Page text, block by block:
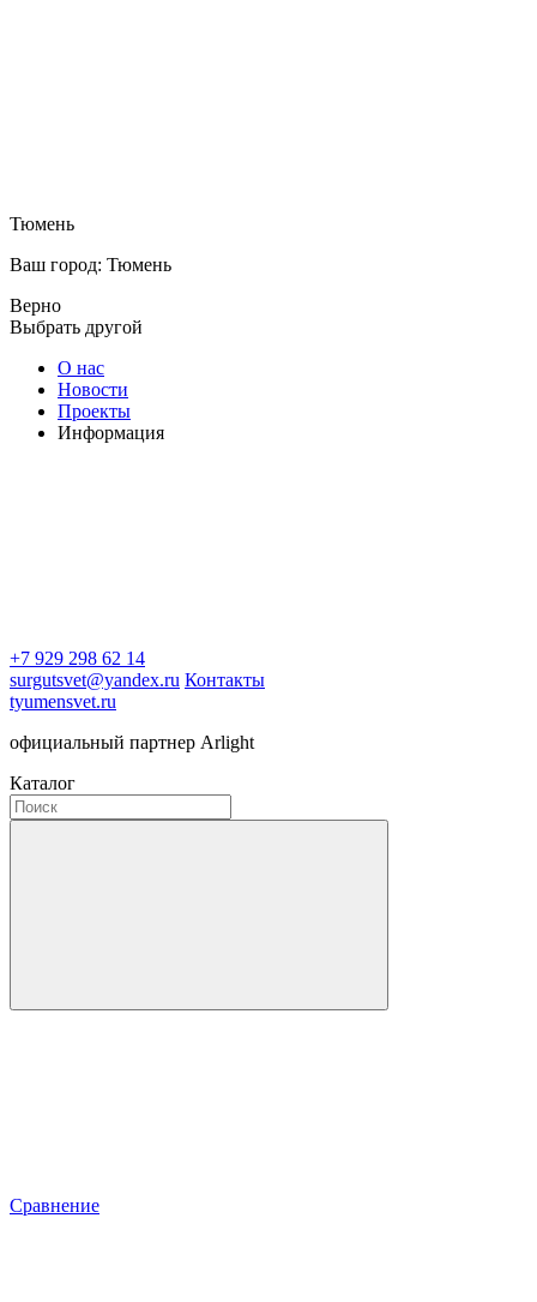
Тюмень
Ваш город: Тюмень
Верно
Выбрать другой
О нас
Новости
Проекты
Информация
+7 929 298 62 14
surgutsvet@yandex.ru Контакты
tyumensvet.ru
официальный партнер Arlight
Каталог
Сравнение